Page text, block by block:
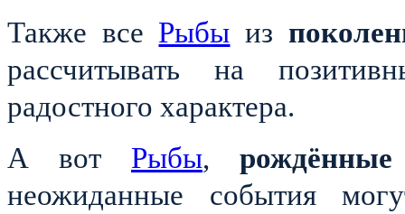
Также все Рыбы из
рассчитывать на
радостного характера.
А вот Рыбы,
неожиданные события